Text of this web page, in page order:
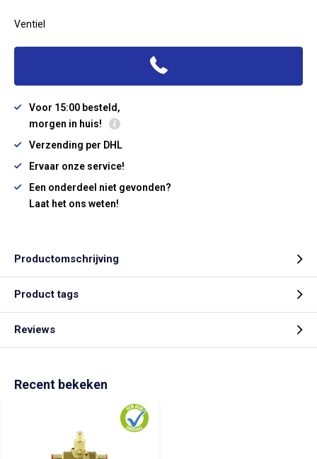
Ventiel
Voor 15:00 besteld,
morgen in huis!
Verzending per DHL
Ervaar onze service!
Een onderdeel niet gevonden?
Laat het ons weten!
Productomschrijving
Product tags
Reviews
Recent bekeken